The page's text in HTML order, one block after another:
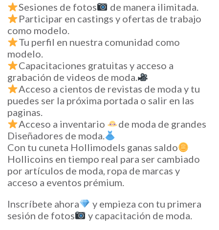
Sesiones de fotos
de manera ilimitada.
Participar en castings y ofertas de trabajo
como modelo.
Tu perfil en nuestra comunidad como
modelo.
Capacitaciones gratuitas y acceso a
grabación de videos de moda.
Acceso a cientos de revistas de moda y tu
puedes ser la próxima portada o salir en las
paginas.
Acceso a inventario
de moda de grandes
Diseñadores de moda.
Con tu cuneta Hollimodels ganas saldo
Hollicoins en tiempo real para ser cambiado
por artículos de moda, ropa de marcas y
acceso a eventos prémium.
Inscríbete ahora
y empieza con tu primera
sesión de fotos
y capacitación de moda.